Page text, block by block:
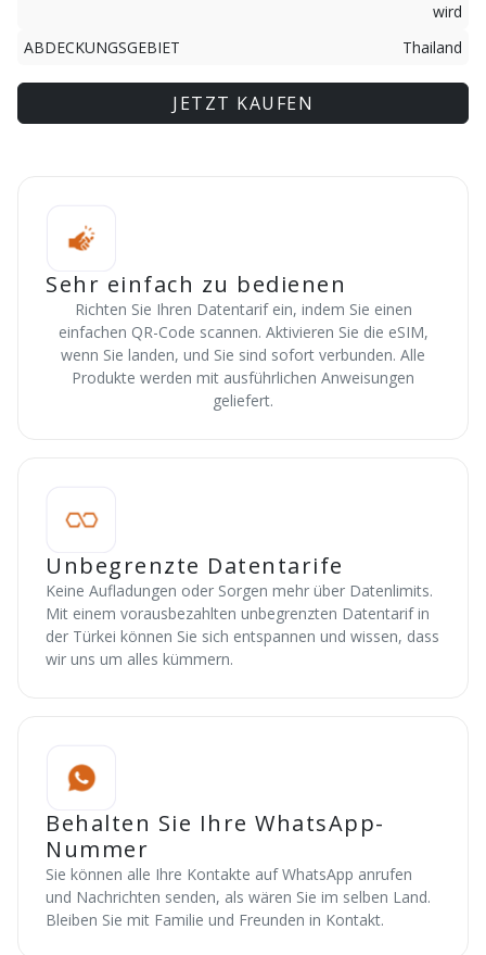
wird
ABDECKUNGSGEBIET
Thailand
JETZT KAUFEN
Sehr einfach zu bedienen
Richten Sie Ihren Datentarif ein, indem Sie einen
einfachen QR-Code scannen. Aktivieren Sie die eSIM,
wenn Sie landen, und Sie sind sofort verbunden. Alle
Produkte werden mit ausführlichen Anweisungen
geliefert.
Unbegrenzte Datentarife
Keine Aufladungen oder Sorgen mehr über Datenlimits.
Mit einem vorausbezahlten unbegrenzten Datentarif in
der Türkei können Sie sich entspannen und wissen, dass
wir uns um alles kümmern.
Behalten Sie Ihre WhatsApp-
Nummer
Sie können alle Ihre Kontakte auf WhatsApp anrufen
und Nachrichten senden, als wären Sie im selben Land.
Bleiben Sie mit Familie und Freunden in Kontakt.